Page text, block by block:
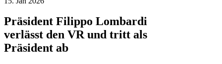
Präsident Filippo Lombardi
verlässt den VR und tritt als
Präsident ab